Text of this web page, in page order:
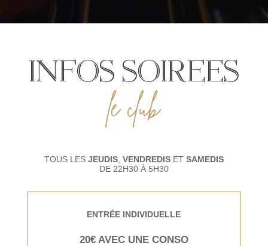
INFOS SOIREES
le club
TOUS LESJEUDIS, VENDREDIS ETSAMEDIS
DE 22H30À 5H30
ENTRÉE INDIVIDUELLE
20€ AVEC UNE CONSO